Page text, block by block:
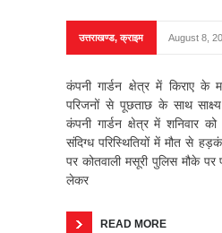
उत्तराखण्ड,क्राइम August 8,
कंपनी गार्डन क्षेत्र में किराए के
परिजनों से पूछताछ के साथ
कंपनी गार्डन क्षेत्र में शनिवार
संदिग्ध परिस्थितियों में मौत से
पर कोतवाली मसूरी पुलिस मौके
लेकर
READ MORE